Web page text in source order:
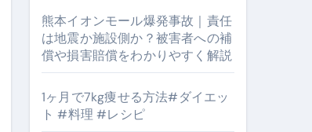
独自ドメイン
熊本イオンモール爆発事故｜責任
は地震か施設側か？被害者への補
償や損害賠償をわかりやすく解説
1ヶ月で7kg痩せる方法#ダイエッ
ト #料理 #レシピ